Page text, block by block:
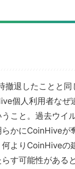
撤退したことと
個人利用者な
こと。過去ウイ
かにCoinHiveが
よりCoinHive
す可能性がある
こ
の